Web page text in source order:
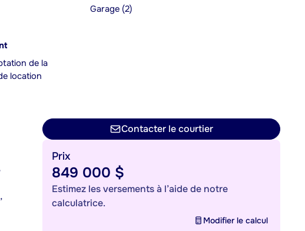
Garage (2)
de la
location
Contacter le courtier
Prix
849 000 $
Estimez les versements à l’aide de notre
calculatrice.
Modifier le calcul